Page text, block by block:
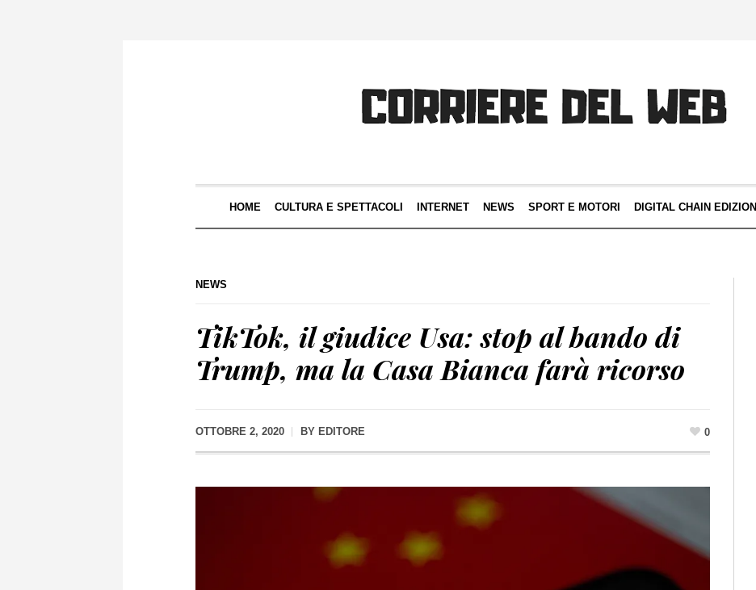
HOME CULTURA E SPETTACOLI INTERNET NEWS SPORT E MOTORI DIGITAL CHAIN EDIZIONI
NEWS
TikTok, il giudice Usa: stop al bando di
Trump, ma la Casa Bianca farà ricorso
OTTOBRE 2, 2020 BY EDITORE 0